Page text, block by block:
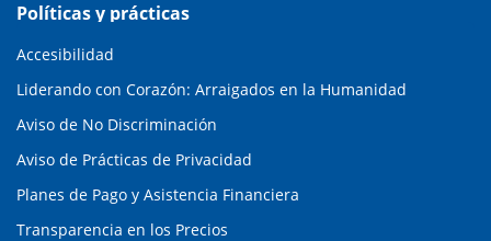
Políticas y prácticas
Accesibilidad
Liderando con Corazón: Arraigados en la Humanidad
Aviso de No Discriminación
Aviso de Prácticas de Privacidad
Planes de Pago y Asistencia Financiera
Transparencia en los Precios